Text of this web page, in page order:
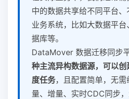
中的数据共享给不同平台
业务系统，比如大数据平
据库等。
DataMover 数据迁移同步
种主流异构数据源，可以
度任务，且配置简单，无
量、增量、实时CDC同步